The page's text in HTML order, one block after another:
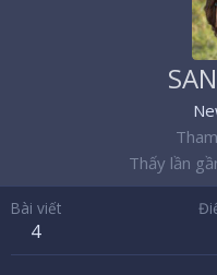
Thấy lần
Bài viết
4